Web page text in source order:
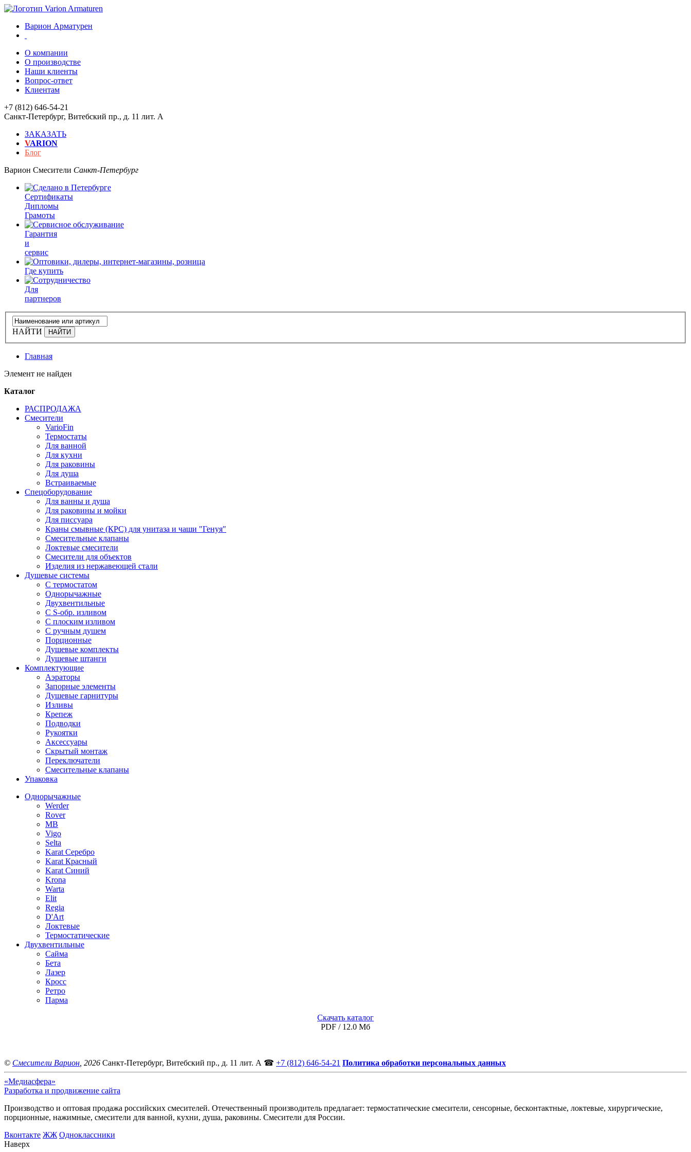
Варион Арматурен
О компании
О производстве
Наши клиенты
Вопрос-ответ
Клиентам
+7 (812) 646-54-21
Санкт-Петербург, Витебский пр., д. 11 лит. А
ЗАКАЗАТЬ
VARION
Блог
Варион Смесители Санкт-Петербург
Сертификаты
Дипломы
Грамоты
Гарантия
и
сервис
Где купить
Для
партнеров
НАЙТИ
Главная
Элемент не найден
Каталог
РАСПРОДАЖА
Смесители
VarioFin
Термостаты
Для ванной
Для кухни
Для раковины
Для душа
Встраиваемые
Спецоборудование
Для ванны и душа
Для раковины и мойки
Для писсуара
Краны смывные (КРС) для унитаза и чаши "Генуя"
Смесительные клапаны
Локтевые смесители
Смесители для объектов
Изделия из нержавеющей стали
Душевые системы
С термостатом
Однорычажные
Двухвентильные
С S-обр. изливом
С плоским изливом
С ручным душем
Порционные
Душевые комплекты
Душевые штанги
Комплектующие
Аэраторы
Запорные элементы
Душевые гарнитуры
Изливы
Крепеж
Подводки
Рукоятки
Аксессуары
Скрытый монтаж
Переключатели
Смесительные клапаны
Упаковка
Однорычажные
Werder
Rover
MB
Vigo
Selta
Karat Серебро
Karat Красный
Karat Синий
Krona
Warta
Elit
Regia
D'Art
Локтевые
Термостатические
Двухвентильные
Сайма
Бета
Лазер
Кросс
Ретро
Парма
Скачать каталог
PDF / 12.0 Мб
© Смесители Варион , 2026 Санкт-Петербург, Витебский пр., д. 11 лит. А ☎ +7 (812) 646-54-21 Политика обработки персональных данных
«Медиасфера»
Разработка и продвижение сайта
Производство и оптовая продажа российских смесителей. Отечественный производитель предлагает: термостатические смесители, сенсорные, бесконтактные, локтевые, хирургические,
порционные, нажимные, смесители для ванной, кухни, душа, раковины. Смесители для России.
Bконтакте ЖЖ Одноклассники
Наверх